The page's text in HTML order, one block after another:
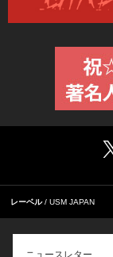
レーベル USM JAPAN
ニュースレター